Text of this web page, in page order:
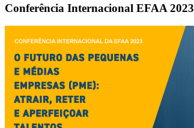
Image
Conferência Internacional EFAA 2023